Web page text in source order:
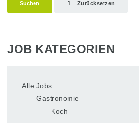
Suchen Zurücksetzen
JOB KATEGORIEN
Alle Jobs
Gastronomie
Koch